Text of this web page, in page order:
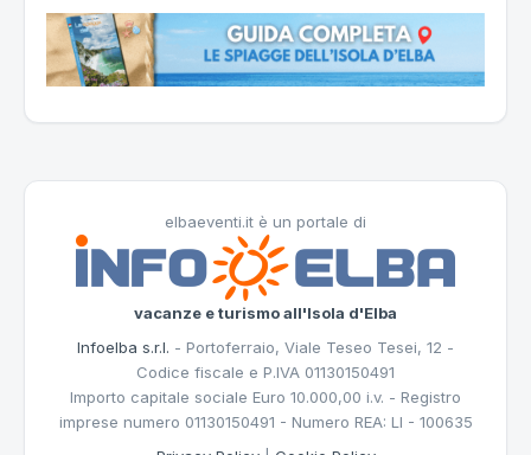
elbaeventi.it è un portale di
vacanze e turismo all'Isola d'Elba
Infoelba s.r.l. - Portoferraio, Viale Teseo Tesei, 12 -
Codice fiscale e P.IVA 01130150491
Importo capitale sociale Euro 10.000,00 i.v. - Registro
imprese numero 01130150491 - Numero REA: LI - 100635